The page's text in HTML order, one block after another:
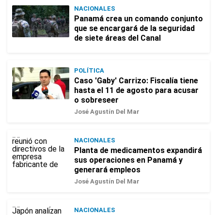
NACIONALES
Panamá crea un comando conjunto
que se encargará de la seguridad
de siete áreas del Canal
POLÍTICA
Caso 'Gaby' Carrizo: Fiscalía tiene
hasta el 11 de agosto para acusar
o sobreseer
José Agustín Del Mar
NACIONALES
Planta de medicamentos expandirá
sus operaciones en Panamá y
generará empleos
José Agustín Del Mar
NACIONALES